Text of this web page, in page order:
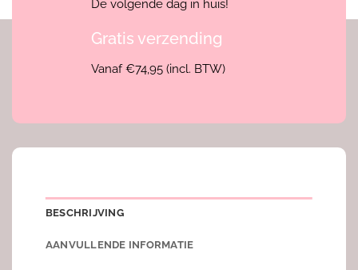
De volgende dag in huis!
Gratis verzending
Vanaf €74,95 (incl. BTW)
BESCHRIJVING
AANVULLENDE INFORMATIE